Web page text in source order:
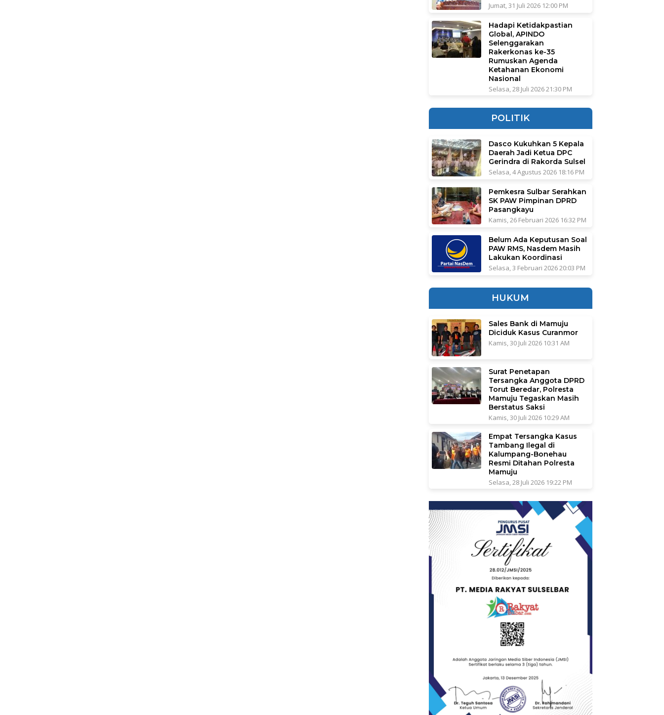
Jumat, 31 Juli 2026 12:00 PM
Hadapi Ketidakpastian
Global, APINDO
Selenggarakan
Rakerkonas ke-35
Rumuskan Agenda
Ketahanan Ekonomi
Nasional
Selasa, 28 Juli 2026 21:30 PM
POLITIK
Dasco Kukuhkan 5 Kepala
Daerah Jadi Ketua DPC
Gerindra di Rakorda Sulsel
Selasa, 4 Agustus 2026 18:16 PM
Pemkesra Sulbar Serahkan
SK PAW Pimpinan DPRD
Pasangkayu
Kamis, 26 Februari 2026 16:32 PM
Belum Ada Keputusan Soal
PAW RMS, Nasdem Masih
Lakukan Koordinasi
Selasa, 3 Februari 2026 20:03 PM
HUKUM
Sales Bank di Mamuju
Diciduk Kasus Curanmor
Kamis, 30 Juli 2026 10:31 AM
Surat Penetapan
Tersangka Anggota DPRD
Torut Beredar, Polresta
Mamuju Tegaskan Masih
Berstatus Saksi
Kamis, 30 Juli 2026 10:29 AM
Empat Tersangka Kasus
Tambang Ilegal di
Kalumpang-Bonehau
Resmi Ditahan Polresta
Mamuju
Selasa, 28 Juli 2026 19:22 PM